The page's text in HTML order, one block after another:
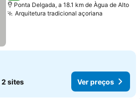
Ponta Delgada, a 18.1 km de Àgua de Alto
Arquitetura tradicional açoriana
2 sites Ver preços